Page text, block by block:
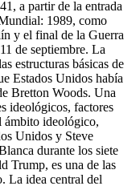
a partir de la entrada
1989, como
y el final de la Guerra
de septiembre. La
estructuras básicas de
Estados Unidos había
Bretton Woods. Una
ideológicos, factores
ámbito ideológico,
Unidos y Steve
durante los siete
Trump, es una de las
La idea central del